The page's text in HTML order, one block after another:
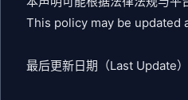
This policy may be updated
最后更新日期（Last Update